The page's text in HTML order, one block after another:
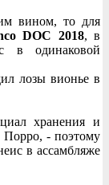
вином, то для
DOC 2018, в
в одинаковой
лозы вионье в
хранения и
- поэтому
в ассамбляже